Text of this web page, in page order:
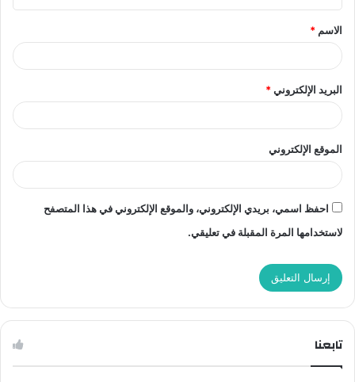
ق
*
الاسم *
البريد الإلكتروني*
الموقع الإلكتروني
احفظ اسمي، بريدي الإلكتروني، والموقع الإلكتروني في هذا المتصفح
لاستخدامها المرة المقبلة في تعليقي.
تابعنا